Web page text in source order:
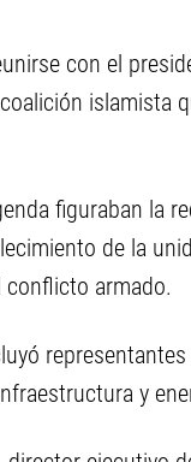
con el
islamista
figuraban la
de la
conflicto armado.
y